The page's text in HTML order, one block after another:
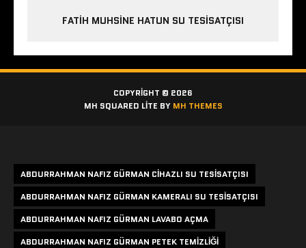
FATIH MUHSINE HATUN SU TESISATÇISI
COPYRIGHT © 2026
MH SQUARED LITE BY MH THEMES
ABDURRAHMAN NAFIZ GÜRMAN CIHAZLI SU TESISATÇISI
ABDURRAHMAN NAFIZ GÜRMAN KAMERALI SU TESISATÇISI
ABDURRAHMAN NAFIZ GÜRMAN LAVABO AÇMA
ABDURRAHMAN NAFIZ GÜRMAN PETEK TEMIZLIĞI